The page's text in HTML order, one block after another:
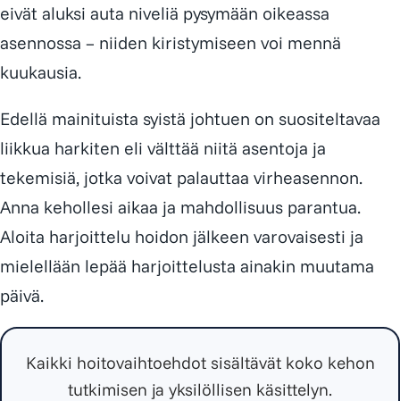
eivät aluksi auta niveliä pysymään oikeassa
asennossa – niiden kiristymiseen voi mennä
kuukausia.
Edellä mainituista syistä johtuen on suositeltavaa
liikkua harkiten eli välttää niitä asentoja ja
tekemisiä, jotka voivat palauttaa virheasennon.
Anna kehollesi aikaa ja mahdollisuus parantua.
Aloita harjoittelu hoidon jälkeen varovaisesti ja
mielellään lepää harjoittelusta ainakin muutama
päivä.
Kaikki hoitovaihtoehdot sisältävät koko kehon
tutkimisen ja yksilöllisen käsittelyn.